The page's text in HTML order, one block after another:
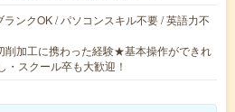
ランクOK / パソコンスキル不要 / 英語力不
削加工に携わった経験★基本操作ができれ
スクール卒も大歓迎！